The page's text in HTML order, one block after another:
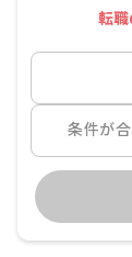
転職
条件が